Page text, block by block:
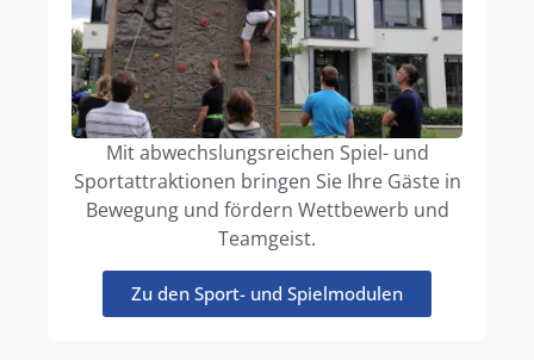
Mit abwechslungsreichen Spiel- und
Sportattraktionen bringen Sie Ihre Gäste in
Bewegung und fördern Wettbewerb und
Teamgeist.
Zu den Sport- und Spielmodulen